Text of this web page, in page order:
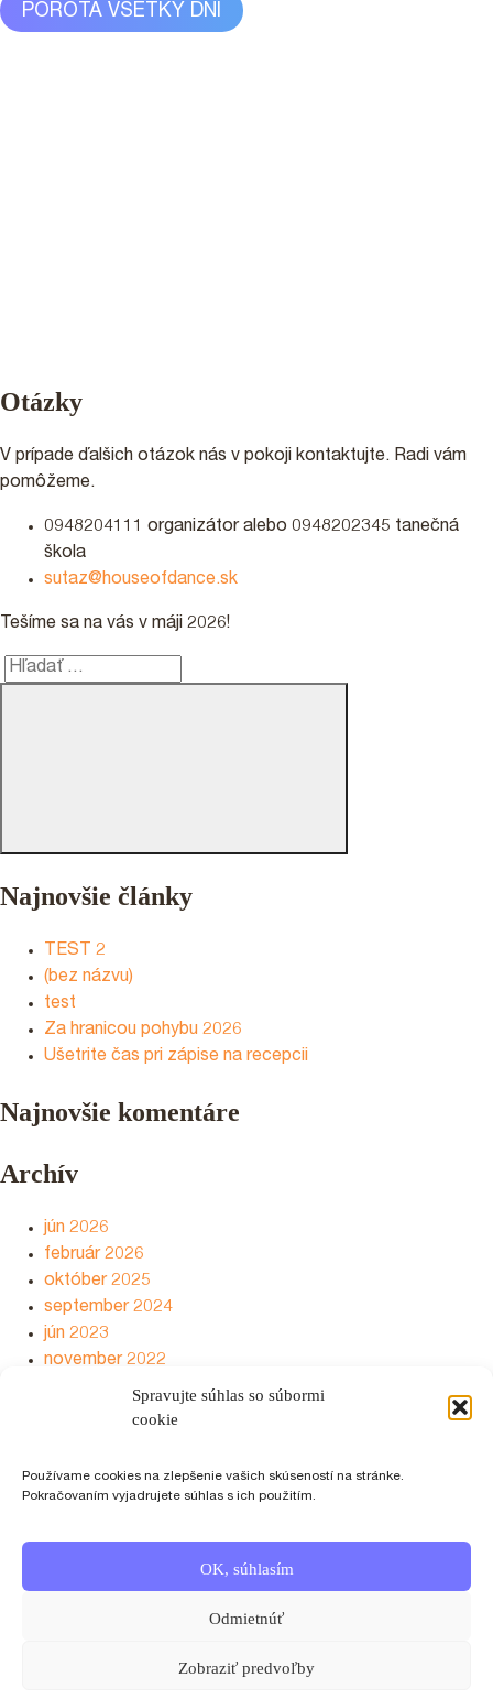
Spravujte súhlas so súbormi
cookie
Používame cookies na zlepšenie vašich skúseností na stránke.
Pokračovaním vyjadrujete súhlas s ich použitím.
OK, súhlasím
Odmietnúť
Zobraziť predvoľby
POROTA VŠETKY DNI
Otázky
V prípade ďalšich otázok nás v pokoji kontaktujte. Radi vám
pomôžeme.
0948204111 organizátor alebo 0948202345 tanečná
škola
sutaz@houseofdance.sk
Tešíme sa na vás v máji 2026!
Hľadať:
Najnovšie články
TEST 2
(bez názvu)
test
Za hranicou pohybu 2026
Ušetrite čas pri zápise na recepcii
Najnovšie komentáre
Archív
jún 2026
február 2026
október 2025
september 2024
jún 2023
november 2022
august 2022
Kategórie
Meta